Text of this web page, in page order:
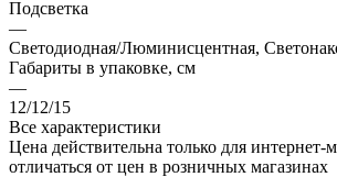
Подсветка
—
Светодиодная/Люминисцентная,
Габариты в упаковке, см
—
12/12/15
Все характеристики
Цена действительна только для интернет-
отличаться от цен в розничных магазинах